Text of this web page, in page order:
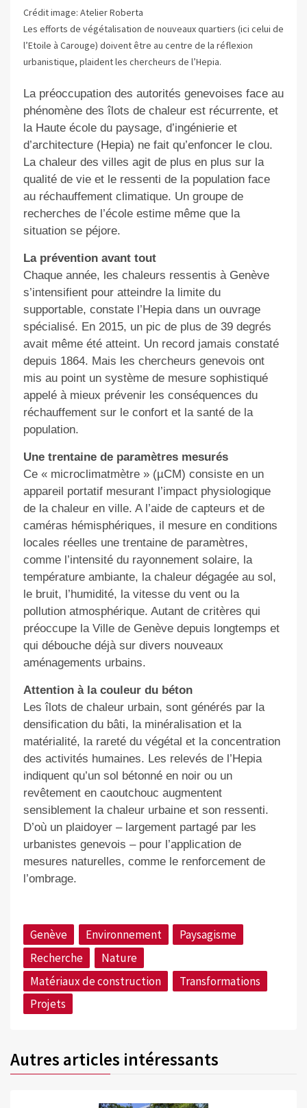
Crédit image: Atelier Roberta
Les efforts de végétalisation de nouveaux quartiers (ici celui de
l’Etoile à Carouge) doivent être au centre de la réflexion
urbanistique, plaident les chercheurs de l’Hepia.
La préoccupation des autorités genevoises face au
phénomène des îlots de chaleur est récurrente, et
la Haute école du paysage, d’ingénierie et
d’architecture (Hepia) ne fait qu’enfoncer le clou.
La chaleur des villes agit de plus en plus sur la
qualité de vie et le ressenti de la population face
au réchauffement climatique. Un groupe de
recherches de l’école estime même que la
situation se péjore.
La prévention avant tout
Chaque année, les chaleurs ressentis à Genève
s’intensifient pour atteindre la limite du
supportable, constate l’Hepia dans un ouvrage
spécialisé. En 2015, un pic de plus de 39 degrés
avait même été atteint. Un record jamais constaté
depuis 1864. Mais les chercheurs genevois ont
mis au point un système de mesure sophistiqué
appelé à mieux prévenir les conséquences du
réchauffement sur le confort et la santé de la
population.
Une trentaine de paramètres mesurés
Ce « microclimatmètre » (µCM) consiste en un
appareil portatif mesurant l’impact physiologique
de la chaleur en ville. A l’aide de capteurs et de
caméras hémisphériques, il mesure en conditions
locales réelles une trentaine de paramètres,
comme l’intensité du rayonnement solaire, la
température ambiante, la chaleur dégagée au sol,
le bruit, l’humidité, la vitesse du vent ou la
pollution atmosphérique. Autant de critères qui
préoccupe la Ville de Genève depuis longtemps et
qui débouche déjà sur divers nouveaux
aménagements urbains.
Attention à la couleur du béton
Les îlots de chaleur urbain, sont générés par la
densification du bâti, la minéralisation et la
matérialité, la rareté du végétal et la concentration
des activités humaines. Les relevés de l’Hepia
indiquent qu’un sol bétonné en noir ou un
revêtement en caoutchouc augmentent
sensiblement la chaleur urbaine et son ressenti.
D’où un plaidoyer – largement partagé par les
urbanistes genevois – pour l’application de
mesures naturelles, comme le renforcement de
l’ombrage.
Genève Environnement
Paysagisme
Recherche
Nature
Matériaux de construction
Transformations
Projets
Autres articles intéressants